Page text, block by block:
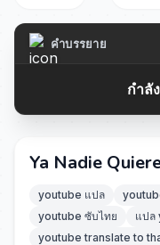
คำบรรยาย
กำลั
Ya Nadie
youtube แปล
youtube ซับไทย
แปล
youtube translate to